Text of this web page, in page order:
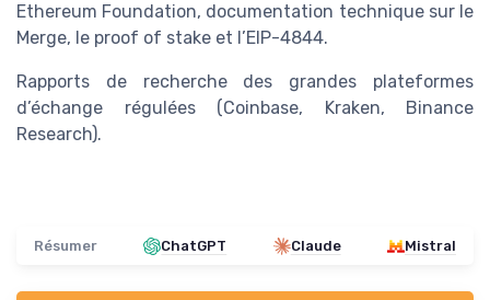
Ethereum Foundation, documentation technique sur le
Merge, le proof of stake et l’EIP-4844.
Rapports de recherche des grandes plateformes
d’échange régulées (Coinbase, Kraken, Binance
Research).
Résumer ChatGPT Claude Mistral